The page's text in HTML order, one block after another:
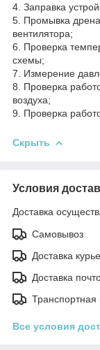
4. Заправка
5. Промывка
вентилятора;
6. Проверка
схемы;
7. Измерение
8. Проверка
воздуха;
9. Проверка
Скрыть
Условия
Доставка
Самовывоз
Доставка
Доставка
Транспортная
Все условия